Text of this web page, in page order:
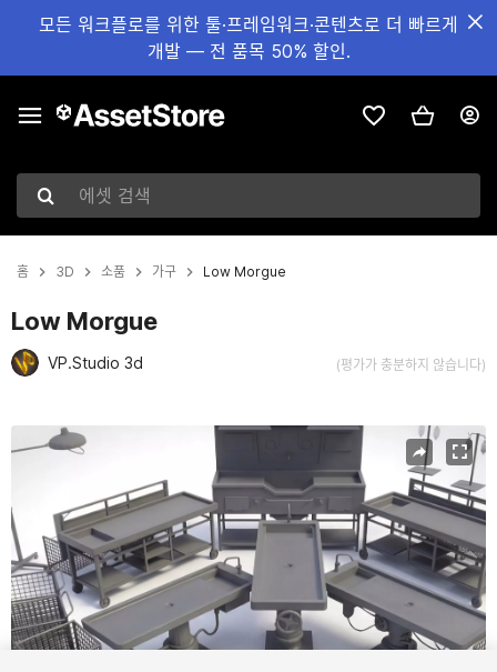
모든 워크플로를 위한 툴·프레임워크·콘텐츠로 더 빠르게
개발 — 전 품목 50% 할인.
에셋 검색
홈 3D 소품 가구 Low Morgue
Low Morgue
VP.Studio 3d (평가가 충분하지 않습니다)
현재 슬라이드: 1 / 20